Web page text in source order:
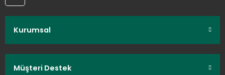
Kurumsal
Müşteri Destek